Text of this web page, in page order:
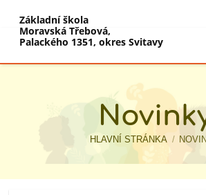
Základní škola
Moravská Třebová,
Palackého 1351, okres Svitavy
HLAVNÍ STRÁNKA /